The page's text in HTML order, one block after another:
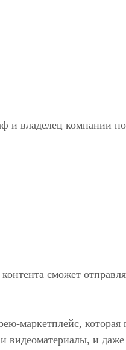
владелец компании по
сможет
маркетплейс, которая
видеоматериалы, и даже